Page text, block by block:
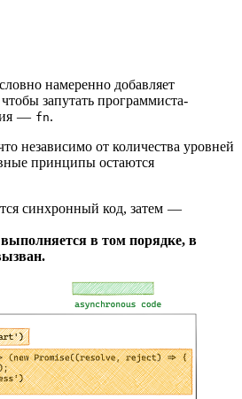
намеренно добавляет
запутать программиста-
— fn.
независимо от количества уровней
принципы остаются
синхронный код, затем —
в том порядке, в